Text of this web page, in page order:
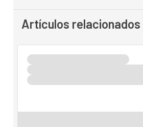
Artículos relacionados